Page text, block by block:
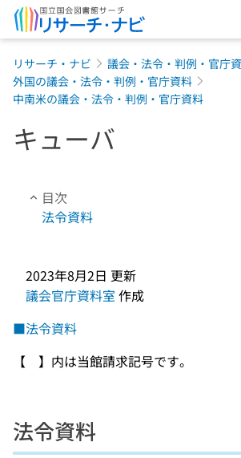
リサーチ・ナビ
議会・法令・判例・官庁
外国の議会・法令・判例・官庁資料
中南米の議会・法令・判例・官庁資料
キューバ
目次
法令資料
2023年8月2日 更新
議会官庁資料室 作成
■法令資料
【 】内は当館請求記号です。
法令資料